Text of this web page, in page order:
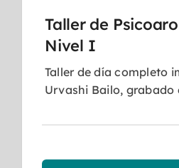
Taller de
Nivel I
Taller de día completo